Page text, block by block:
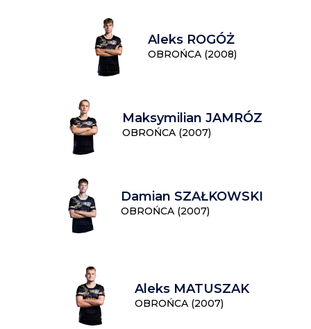
Aleks ROGÓŻ
OBROŃCA (2008)
Maksymilian JAMRÓZ
OBROŃCA (2007)
Damian SZAŁKOWSKI
OBROŃCA (2007)
Aleks MATUSZAK
OBROŃCA (2007)